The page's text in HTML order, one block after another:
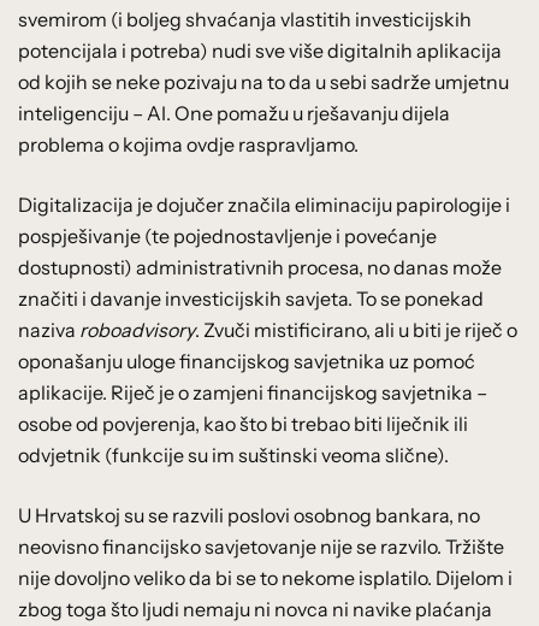
svemirom (i boljeg shvaćanja vlastitih investicijskih
potencijala i potreba) nudi sve više digitalnih aplikacija
od kojih se neke pozivaju na to da u sebi sadrže umjetnu
inteligenciju – AI. One pomažu u rješavanju dijela
problema o kojima ovdje raspravljamo.
Digitalizacija je dojučer značila eliminaciju papirologije i
pospješivanje (te pojednostavljenje i povećanje
dostupnosti) administrativnih procesa, no danas može
značiti i davanje investicijskih savjeta. To se ponekad
naziva roboadvisory. Zvuči mistificirano, ali u biti je riječ o
oponašanju uloge financijskog savjetnika uz pomoć
aplikacije. Riječ je o zamjeni financijskog savjetnika –
osobe od povjerenja, kao što bi trebao biti liječnik ili
odvjetnik (funkcije su im suštinski veoma slične).
U Hrvatskoj su se razvili poslovi osobnog bankara, no
neovisno financijsko savjetovanje nije se razvilo. Tržište
nije dovoljno veliko da bi se to nekome isplatilo. Dijelom i
zbog toga što ljudi nemaju ni novca ni navike plaćanja